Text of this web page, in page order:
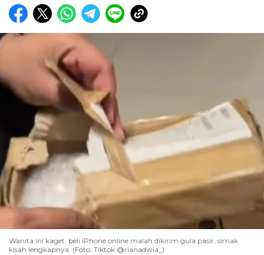
Wanita ini kaget, beli iPhone online malah dikirim gula pasir, simak
kisah lengkapnya. (Foto: Tiktok @rianadwia_)